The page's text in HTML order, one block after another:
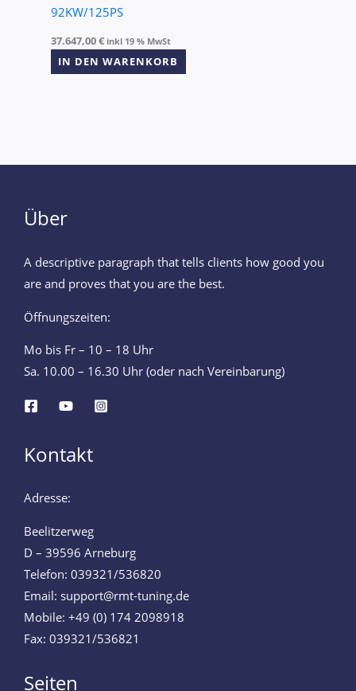
92KW/125PS
37.647,00€ inkl 19 % MwSt
IN DEN WARENKORB
Über
A descriptive paragraph that tells clients how good you
are and proves that you are the best.
Öffnungszeiten:
Mo bis Fr – 10 – 18 Uhr
Sa. 10.00 – 16.30 Uhr (oder nach Vereinbarung)
Kontakt
Adresse:
Beelitzerweg
D – 39596 Arneburg
Telefon: 039321/536820
Email: support@rmt-tuning.de
Mobile: +49 (0) 174 2098918
Fax: 039321/536821
Seiten